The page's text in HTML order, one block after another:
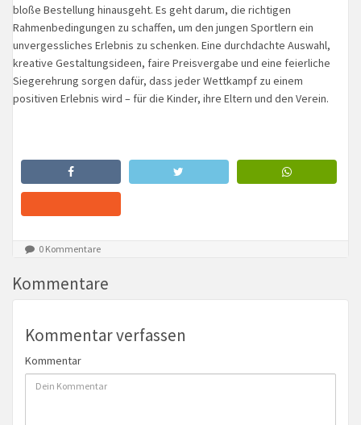
bloße Bestellung hinausgeht. Es geht darum, die richtigen
Rahmenbedingungen zu schaffen, um den jungen Sportlern ein
unvergessliches Erlebnis zu schenken. Eine durchdachte Auswahl,
kreative Gestaltungsideen, faire Preisvergabe und eine feierliche
Siegerehrung sorgen dafür, dass jeder Wettkampf zu einem
positiven Erlebnis wird – für die Kinder, ihre Eltern und den Verein.
0 Kommentare
Kommentare
Kommentar verfassen
Kommentar